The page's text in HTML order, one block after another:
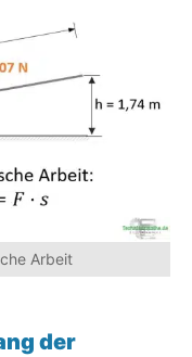
Arbeit
der